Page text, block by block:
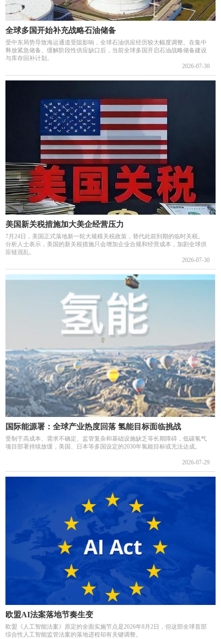
全球多国开始补充战略石油储备
受中东局势导致海运通道受阻影响，全球石油供应经历较大幅度调整。在集中
释放紧急储备、缓解阶段性供应缺口后，当前全球多国开启石油战略储备建设
与库存回补计划。
2026-07-30
美国新关税措施加大美企经营压力
7月24日，美国正式落地新一轮大规模关税政策，替代此前到期的临时关税。
分析人士表示，美国的新关税措施只会增加企业合规和经营成本，加剧全球供
应链混乱。
2026-07-30
国际能源署：全球产业热度回落 氢能目标面临挑战
受制于高成本、需求不确定、监管复杂和基础设施缺乏等长期障碍，低碳氢气
项目部署持续放缓，美国、日本等多国设定的2030年氢能目标或无法达成。
2026-07-29
欧盟AI法案落地节奏生变
欧盟《人工智能法案》原定的全面实施节点是2026年8月2日，但这部全球首部
综合性人工智能监管法案的落地进程却有关键调整。